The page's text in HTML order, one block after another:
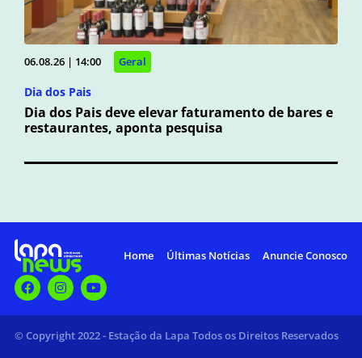
06.08.26 | 14:00 Geral
Dia dos Pais
Dia dos Pais deve elevar faturamento de bares e
restaurantes, aponta pesquisa
Home Últimas Notícias Anuncie Conosco
© Copyright 2022 - Estação da Lapa Todos os Direitos Reservados